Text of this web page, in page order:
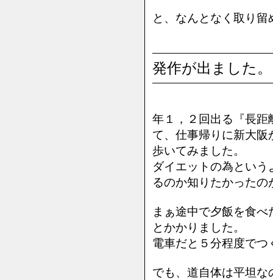
と、なんとなく取り
発作が出ました。
年１，２回出る『長距
て、仕事帰りに新大
歩いてみました。
ダイエットの為とい
るのか知りたかったの
まぁ途中で夕飯を食
とかかりました。
電車だと５分程度で
でも、道自体は平坦